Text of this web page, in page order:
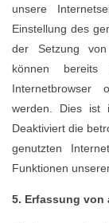
unsere
Einstellung des
der Setzung
können bereits
Internetbrowser
werden. Dies ist
Deaktiviert die
genutzten
Funktionen
5. Erfassung von